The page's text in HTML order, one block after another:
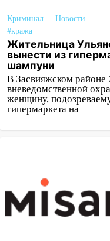
Криминал
Новости
#кража
Жительница
вынести из
шампуни
В Засвияжском районе
вневедомственной
женщину,
гипермаркета на